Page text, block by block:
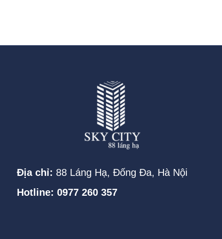
Địa chỉ: 88 Láng Hạ, Đống Đa, Hà Nội
Hotline: 0977 260 357